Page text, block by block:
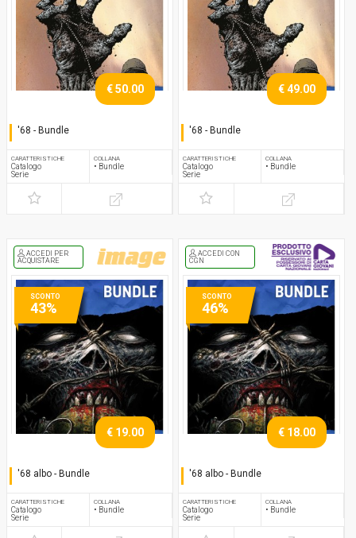
'68 - Bundle
€ 50.00
CARATTERISTICHE
Catalogo
Serie
COLLANA
• Bundle
'68 - Bundle
€ 49.00
CARATTERISTICHE
Catalogo
Serie
COLLANA
• Bundle
ACCEDI PER
ACQUISTARE
'68 albo - Bundle
€ 19.00
CARATTERISTICHE
Catalogo
Serie
COLLANA
• Bundle
SCONTO
43%
ACCEDI CON
CGN
'68 albo - Bundle
€ 18.00
CARATTERISTICHE
Catalogo
Serie
COLLANA
• Bundle
SCONTO
46%